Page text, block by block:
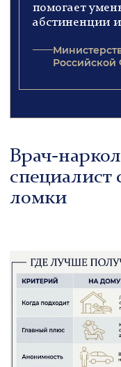
помогает
абстиненции и
Врач-
ломки